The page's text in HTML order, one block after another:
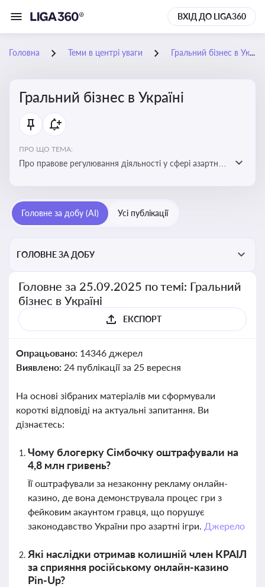
ВХІД ДО LIGA360
Головна Теми в центрі уваги Гральний бізнес в Україні
Гральний бізнес в Україні
ПРО ЩО ТЕМА:
Про правове регулювання діяльності у сфері азартних
реальні кейси
Головне за добу (AI) Усі публікації
ГОЛОВНЕ ЗА ДОБУ
Головне за 25.09.2025 по темі: Гральний
бізнес в Україні
ЕКСПОРТ
Опрацьовано: 14346 джерел
Виявлено: 24 публікації за 25 вересня
На основі зібраних матеріалів ми сформували
короткі відповіді на актуальні запитання. Ви
дізнаєтесь:
Чому блогерку Сімбочку оштрафували на
4,8 млн гривень?
Її оштрафували за незаконну рекламу онлайн-
казино, де вона демонструвала процес гри з
фейковим акаунтом гравця, що порушує
законодавство України про азартні ігри. Джерело
Які наслідки отримав колишній член КРАІЛ
за сприяння російському онлайн-казино
Pin-Up?